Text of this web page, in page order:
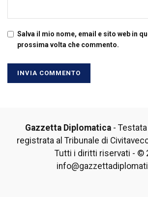
Salva il mio nome, email e sito web in
prossima volta che commento.
Gazzetta Diplomatica-
registrata al Tribunale di
Tutti i diritti riservati - ©